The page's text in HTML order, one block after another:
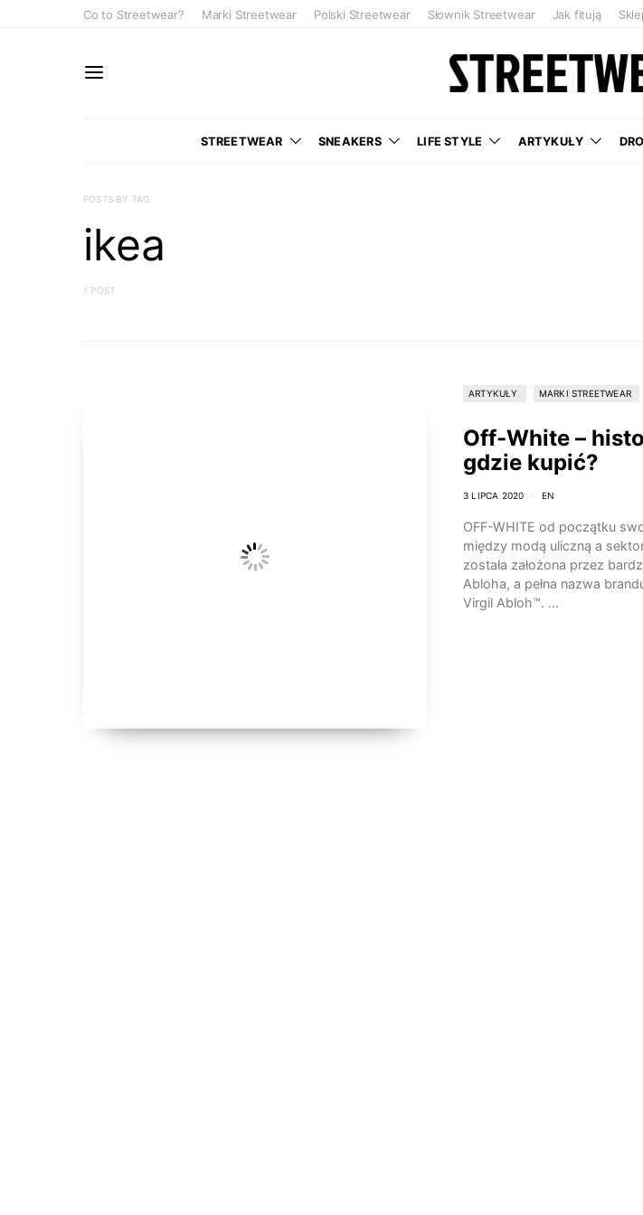
Co to Streetwear? Marki Streetwear Polski Streetwear Słownik Streetwear Jak fitują
STREETWEAR SNEAKERS LIFE STYLE ARTYKUŁY
POSTS BY TAG
ikea
1 POST
ARTYKUŁY MARKI STREETWEAR
Off-White –
gdzie kupić?
3 LIPCA 2020 EN
OFF-WHITE od początku
między modą uliczną a
została założona przez
Abloha, a pełna nazwa
Virgil Abloh™. …